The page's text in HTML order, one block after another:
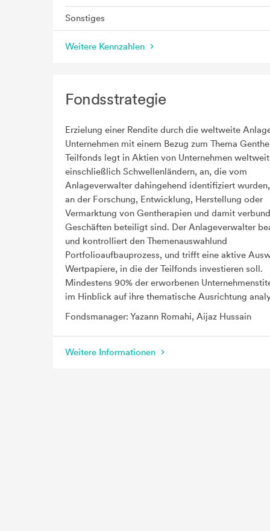
Sonstiges
Weitere Kennzahlen
Fondsstrategie
Erzielung einer Rendite durch die weltweite
Unternehmen mit einem Bezug zum Thema
Teilfonds legt in Aktien von Unternehmen
einschließlich Schwellenländern, an, die vom
Anlageverwalter dahingehend identifiziert
an der Forschung, Entwicklung, Herstellung oder
Vermarktung von Gentherapien und damit
Geschäften beteiligt sind. Der Anlageverwalter
und kontrolliert den Themenauswahlund
Portfolioaufbauprozess, und trifft eine aktive
Wertpapiere, in die der Teilfonds investieren soll.
Mindestens 90% der erworbenen
im Hinblick auf ihre thematische Ausrichtung
Fondsmanager: Yazann Romahi, Aijaz Hussain
Weitere Informationen